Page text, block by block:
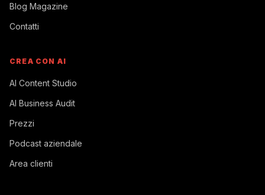
Blog Magazine
Contatti
CREA CON AI
AI Content Studio
AI Business Audit
Prezzi
Podcast aziendale
Area clienti